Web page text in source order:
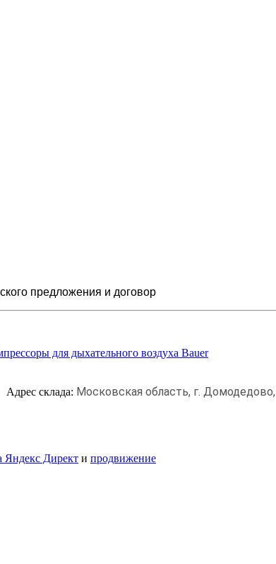
предложения и договор
для дыхательного воздуха Bauer
Адрес склада: Московская область, г. Домодедово,
Яндекс Директ и продвижение